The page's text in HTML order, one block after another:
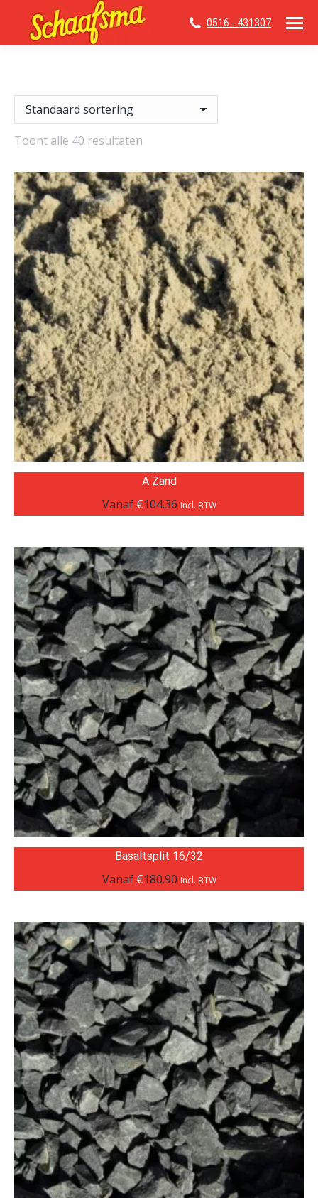
0516 - 431307
Toont alle 40 resultaten
A Zand
Vanaf €104.36 incl. BTW
Basaltsplit 16/32
Vanaf €180.90 incl. BTW